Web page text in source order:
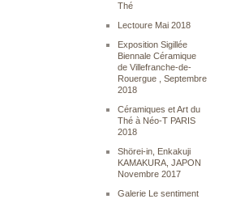
Thé
Lectoure Mai 2018
Exposition Sigillée
Biennale Céramique
de Villefranche-de-
Rouergue , Septembre
2018
Céramiques et Art du
Thé à Néo-T PARIS
2018
Shörei-in, Enkakuji
KAMAKURA, JAPON
Novembre 2017
Galerie Le sentiment